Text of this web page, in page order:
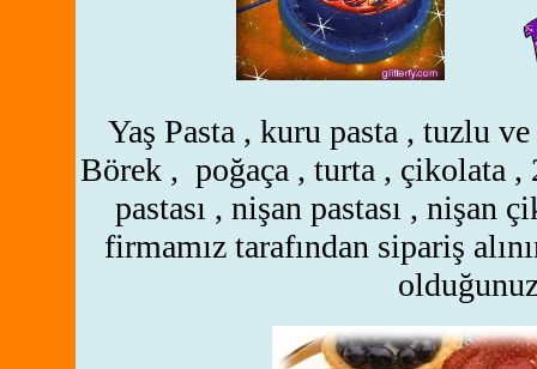
Yaş Pasta , kuru pasta , tuzlu
Börek , poğaça , turta , çikolata ,
pastası , nişan pastası , nişan
firmamız tarafından sipariş